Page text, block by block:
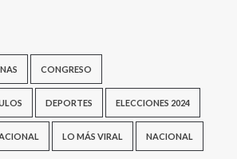
CONGRESO
DEPORTES ELECCIONES 2024
LO MÁS VIRAL NACIONAL